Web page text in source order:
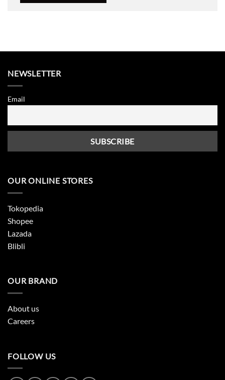
NEWSLETTER
Email
OUR ONLINE STORES
Tokopedia
Shopee
Lazada
Blibli
OUR BRAND
About us
Careers
FOLLOW US